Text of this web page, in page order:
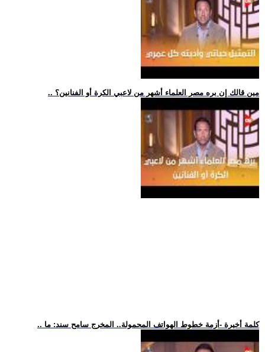
.. مين قالك إن بره مصر العلماء أشهر من لاعبي الكرة أو الفنانين؟
.. كلمة أخيرة -أزمة خطوط الهواتف المحمولة.. المخرج سامح سند: ما